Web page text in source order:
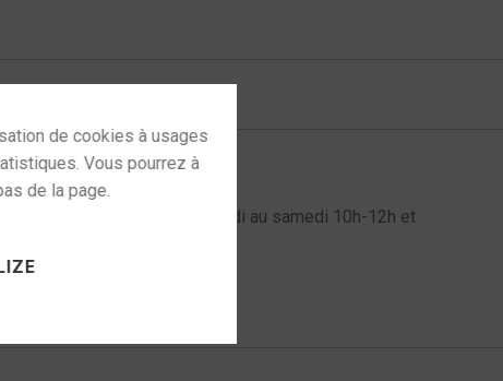
au 06 72 61 60 98 du mardi au samedi 10h-12h et